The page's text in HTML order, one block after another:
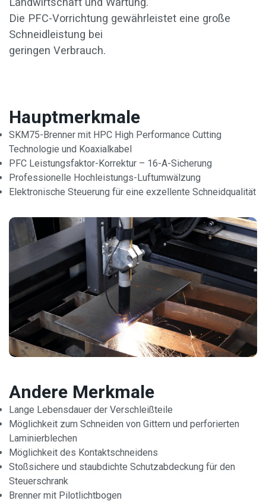
Die PFC-Vorrichtung gewährleistet eine große
Schneidleistung bei
geringen Verbrauch.
Hauptmerkmale
SKM75-Brenner mit HPC High Performance Cutting
Technologie und Koaxialkabel
PFC Leistungsfaktor-Korrektur – 16-A-Sicherung
Professionelle Hochleistungs-Luftumwälzung
Elektronische Steuerung für eine exzellente Schneidqualität
Andere Merkmale
Lange Lebensdauer der Verschleißteile
Möglichkeit zum Schneiden von Gittern und perforierten
Laminierblechen
Möglichkeit des Kontaktschneidens
Stoßsichere und staubdichte Schutzabdeckung für den
Steuerschrank
Brenner mit Pilotlichtbogen